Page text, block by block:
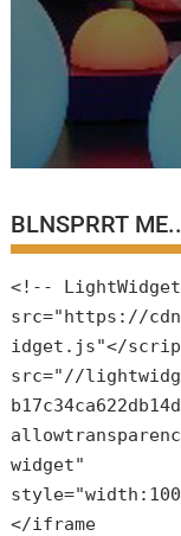
BLNSPRRT ME..
<!-- LightWidget
src="https://
idget.js"</
src="//
widget"
</iframe